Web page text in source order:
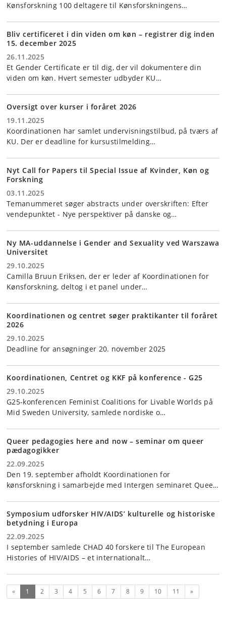
Kønsforskning 100 deltagere til Kønsforskningens…
Bliv certificeret i din viden om køn – registrer dig inden
15. december 2025
26.11.2025
Et Gender Certificate er til dig, der vil dokumentere din
viden om køn. Hvert semester udbyder KU…
Oversigt over kurser i foråret 2026
19.11.2025
Koordinationen har samlet undervisningstilbud, på tværs af
KU. Der er deadline for kursustilmelding…
Nyt Call for Papers til Special Issue af Kvinder, Køn og
Forskning
03.11.2025
Temanummeret søger abstracts under overskriften: Efter
vendepunktet - Nye perspektiver på danske og…
Ny MA-uddannelse i Gender and Sexuality ved Warszawa
Universitet
29.10.2025
Camilla Bruun Eriksen, der er leder af Koordinationen for
Kønsforskning, deltog i et panel under…
Koordinationen og centret søger praktikanter til foråret
2026
29.10.2025
Deadline for ansøgninger 20. november 2025
Koordinationen, Centret og KKF på konference - G25
29.10.2025
G25-konferencen Feminist Coalitions for Livable Worlds på
Mid Sweden University, samlede nordiske o…
Queer pedagogies here and now – seminar om queer
pædagogikker
22.09.2025
Den 19. september afholdt Koordinationen for
kønsforskning i samarbejde med Intergen seminaret Quee…
Symposium udforsker HIV/AIDS’ kulturelle og historiske
betydning i Europa
22.09.2025
I september samlede CHAD 40 forskere til The European
Histories of HIV/AIDS – et internationalt…
« 1 (nuværende)
2 3 4 5 6 7 8 9 10 11 Næste
»